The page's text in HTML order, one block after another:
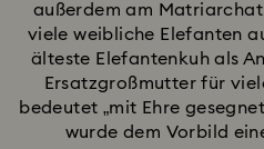
außerdem am
viele weibliche Elefanten
älteste Elefantenkuh als
Ersatzgroßmutter für
bedeutet „mit Ehre
wurde dem Vorbild